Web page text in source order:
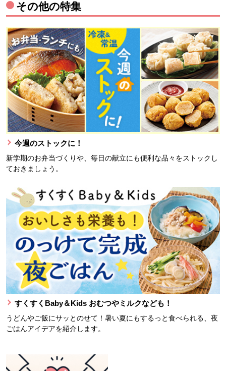
その他の特集
今週のストックに！
新学期のお弁当づくりや、毎日の献立にも便利な品々をストックし
ておきましょう。
すくすくBaby＆Kids おむつやミルクなども！
うどんやご飯にサッとのせて！暑い夏にもするっと食べられる、夜
ごはんアイデアを紹介します。